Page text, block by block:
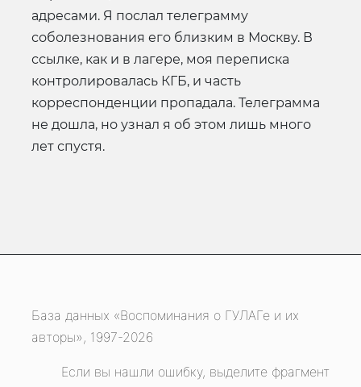
адресами. Я послал телеграмму
соболезнования его близким в Москву. В
ссылке, как и в лагере, моя переписка
контролировалась КГБ, и часть
корреспонденции пропадала. Телеграмма
не дошла, но узнал я об этом лишь много
лет спустя.
База данных «Воспоминания о ГУЛАГе и их
авторы», 1997-2026
Если вы нашли ошибку, выделите фрагмент